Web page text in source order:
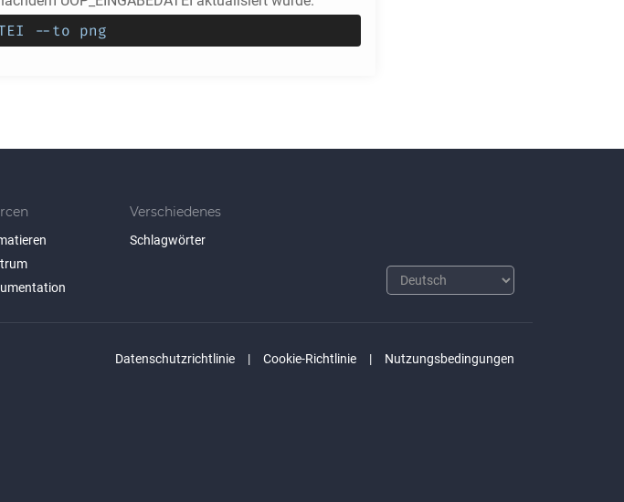
--to png
Verschiedenes
Schlagwörter
Datenschutzrichtlinie Cookie-Richtlinie Nutzungsbedingungen